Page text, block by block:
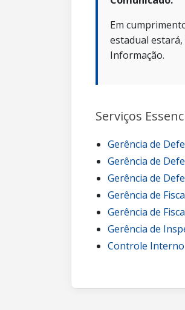
Em
estadual
Informação.
Serviços
Gerência de
Gerência de
Gerência de
Gerência de
Gerência de
Gerência de
Controle Interno